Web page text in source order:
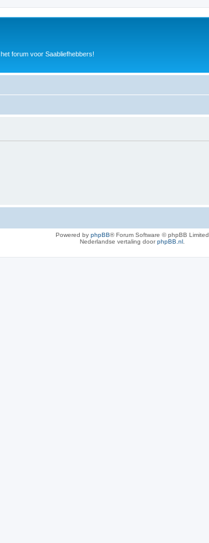
het forum voor Saabliefhebbers!
Powered by phpBB® Forum Software © phpBB Limited
Nederlandse vertaling doorphpBB.nl